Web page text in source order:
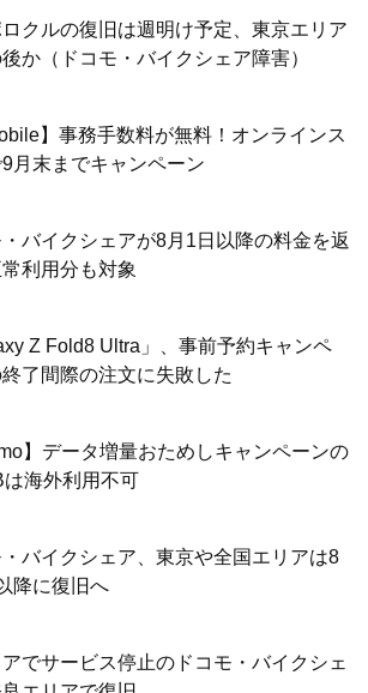
クルの復旧は週明け予定、東京エリア
か（ドコモ・バイクシェア障害）
】事務手数料が無料！オンラインス
9月末までキャンペーン
・バイクシェアが8月1日以降の料金を返
利用分も対象
Z Fold8 Ultra」、事前予約キャンペ
了間際の注文に失敗した
】データ増量おためしキャンペーンの
は海外利用不可
・バイクシェア、東京や全国エリアは8
降に復旧へ
でサービス停止のドコモ・バイクシェ